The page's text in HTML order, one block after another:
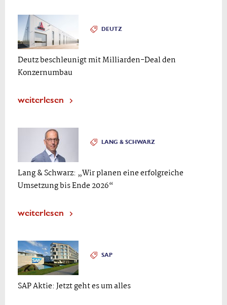
DEUTZ
Deutz beschleunigt mit Milliarden-Deal den
Konzernumbau
weiterlesen
LANG & SCHWARZ
Lang & Schwarz: „Wir planen eine erfolgreiche
Umsetzung bis Ende 2026“
weiterlesen
SAP
SAP Aktie: Jetzt geht es um alles